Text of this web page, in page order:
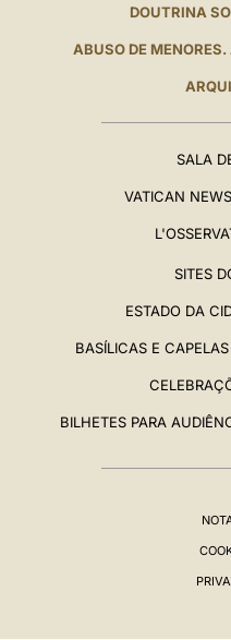
DOUTRINA
ABUSO DE
SALA
VATICAN
SITES
ESTADO DA
BASÍLICAS E
BILHETES PARA